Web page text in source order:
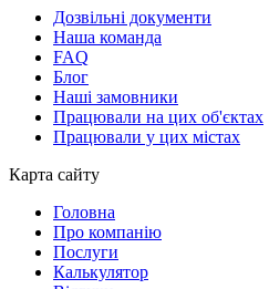
Дозвільні документи
Наша команда
FAQ
Блог
Наші замовники
Працювали на цих об'єктах
Працювали у цих містах
Карта сайту
Головна
Про компанію
Послуги
Калькулятор